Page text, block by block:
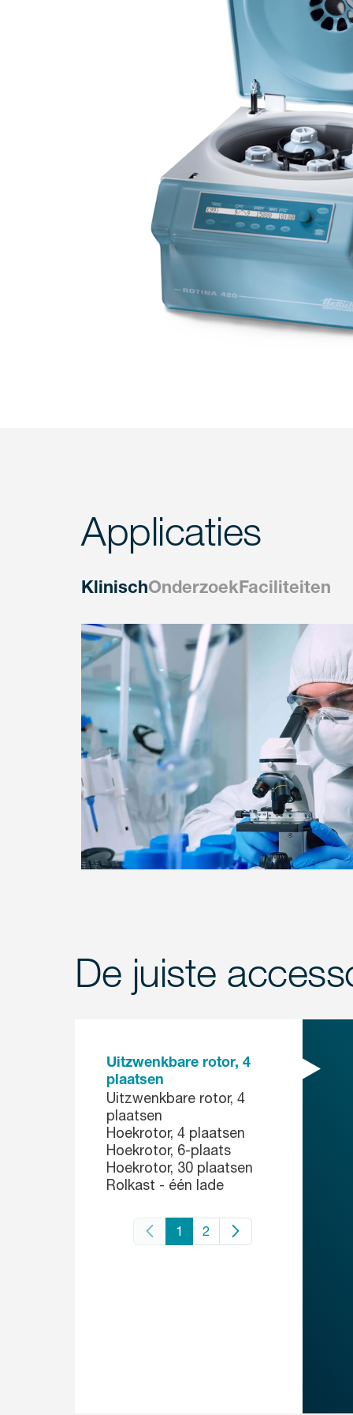
Applicaties
KlinischOnderzoekFaciliteiten
De juiste
Uitzwenkbare rotor, 4
plaatsen
Uitzwenkbare rotor, 4
plaatsen
Hoekrotor, 4 plaatsen
Hoekrotor, 6-plaats
Hoekrotor, 30 plaatsen
Rolkast - één lade
1 2